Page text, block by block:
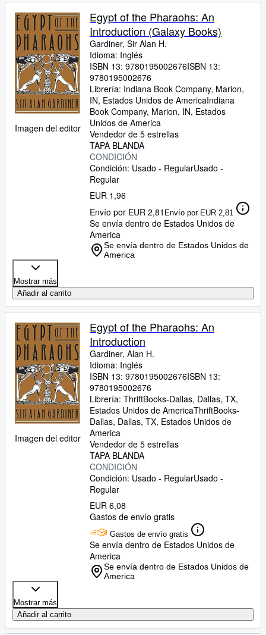
Imagen del editor
Egypt of the Pharaohs: An
Introduction (Galaxy Books)
Gardiner, Sir Alan H.
Idioma: Inglés
ISBN 13: 9780195002676ISBN 13:
9780195002676
Librería: Indiana Book Company, Marion,
IN, Estados Unidos de AmericaIndiana
Book Company, Marion, IN, Estados
Unidos de America
Vendedor de 5 estrellas
TAPA BLANDA
CONDICIÓN
Condición: Usado - RegularUsado -
Regular
EUR 1,96
Envío por EUR 2,81 Envío por EUR 2,81
Se envía dentro de Estados Unidos de
America
Se envía dentro de Estados Unidos de
America
Mostrar más
Añadir al carrito
Imagen del editor
Egypt of the Pharaohs: An
Introduction
Gardiner, Alan H.
Idioma: Inglés
ISBN 13: 9780195002676ISBN 13:
9780195002676
Librería: ThriftBooks-Dallas, Dallas, TX,
Estados Unidos de AmericaThriftBooks-
Dallas, Dallas, TX, Estados Unidos de
America
Vendedor de 5 estrellas
TAPA BLANDA
CONDICIÓN
Condición: Usado - RegularUsado -
Regular
EUR 6,08
Gastos de envío gratis
Gastos de envío gratis
Se envía dentro de Estados Unidos de
America
Se envía dentro de Estados Unidos de
America
Mostrar más
Añadir al carrito